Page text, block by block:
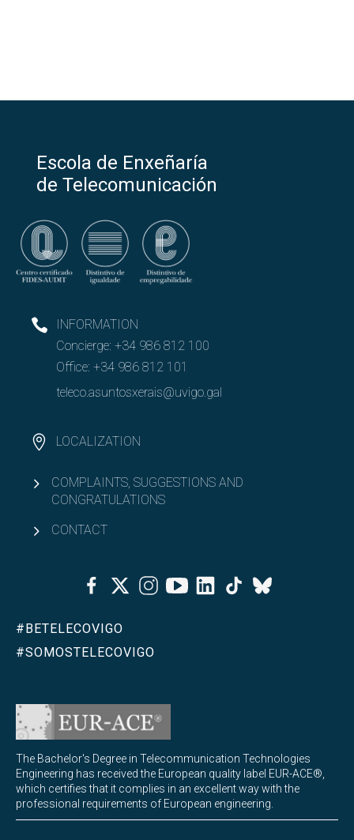
Escola de Enxeñaría
de Telecomunicación
INFORMATION
Concierge: +34 986 812 100
Office: +34 986 812 101
teleco.asuntosxerais@uvigo.gal
LOCALIZATION
COMPLAINTS, SUGGESTIONS AND
CONGRATULATIONS
CONTACT
FacebookTwitterInstagramYoutubeLinkedinTiktok
Bluesky
#BETELECOVIGO
#SOMOSTELECOVIGO
The Bachelor's Degree in Telecommunication Technologies
Engineering has received the European quality label EUR-ACE®,
which certifies that it complies in an excellent way with the
professional requirements of European engineering.